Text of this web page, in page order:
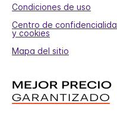
Condiciones de uso
Centro de
y cookies
Mapa del sitio